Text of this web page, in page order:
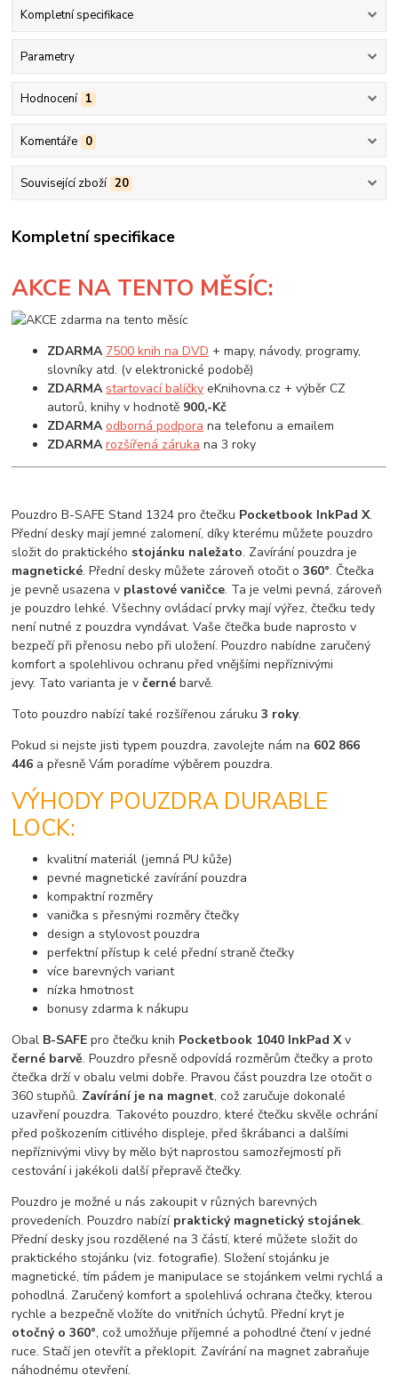
Kompletní specifikace
Parametry
Hodnocení 1
Komentáře 0
Související zboží 20
Kompletní specifikace
AKCE NA TENTO MĚSÍC:
ZDARMA 7500 knih na DVD + mapy, návody, programy,
slovníky atd. (v elektronické podobě)
ZDARMA startovací balíčky eKnihovna.cz + výběr CZ
autorů, knihy v hodnotě 900,-Kč
ZDARMA odborná podpora na telefonu a emailem
ZDARMA rozšířená záruka na 3 roky
Pouzdro B-SAFE Stand 1324 pro čtečku Pocketbook InkPad X.
Přední desky mají jemné zalomení, díky kterému můžete pouzdro
složit do praktického stojánku naležato. Zavírání pouzdra je
magnetické. Přední desky můžete zároveň otočit o360°. Čtečka
je pevně usazena v plastové vaničce. Ta je velmi pevná, zároveň
je pouzdro lehké. Všechny ovládací prvky mají výřez, čtečku tedy
není nutné z pouzdra vyndávat. Vaše čtečka bude naprosto v
bezpečí při přenosu nebo při uložení. Pouzdro nabídne zaručený
komfort a spolehlivou ochranu před vnějšími nepříznivými
jevy. Tato varianta je včerné barvě.
Toto pouzdro nabízí také rozšířenou záruku3 roky.
Pokud si nejste jisti typem pouzdra, zavolejte nám na 602 866
446 a přesně Vám poradíme výběrem pouzdra.
VÝHODY POUZDRA DURABLE
LOCK:
kvalitní materiál (jemná PU kůže)
pevné magnetické zavírání pouzdra
kompaktní rozměry
vanička s přesnými rozměry čtečky
design a stylovost pouzdra
perfektní přístup k celé přední straně čtečky
více barevných variant
nízka hmotnost
bonusy zdarma k nákupu
Obal B-SAFEpro čtečku knih Pocketbook 1040 InkPad Xv
černé barvě. Pouzdro přesně odpovídá rozměrům čtečky a proto
čtečka drží v obalu velmi dobře. Pravou část pouzdra lze otočit o
360 stupňů. Zavírání je na magnet, což zaručuje dokonalé
uzavření pouzdra. Takovéto pouzdro, které čtečku skvěle ochrání
před poškozením citlivého displeje, před škrábanci a dalšími
nepříznivými vlivy by mělo být naprostou samozřejmostí při
cestování i jakékoli další přepravě čtečky.
Pouzdro je možné u nás zakoupit v různých barevných
provedeních. Pouzdro nabízí praktický magnetický stojánek.
Přední desky jsou rozdělené na 3 částí, které můžete složit do
praktického stojánku (viz. fotografie). Složení stojánku je
magnetické, tím pádem je manipulace se stojánkem velmi rychlá a
pohodlná. Zaručený komfort a spolehlivá ochrana čtečky, kterou
rychle a bezpečně vložíte do vnitřních úchytů. Přední kryt je
otočný o 360°, což umožňuje příjemné a pohodlné čtení v jedné
ruce. Stačí jen otevřít a překlopit. Zavírání na magnet zabraňuje
náhodnému otevření.